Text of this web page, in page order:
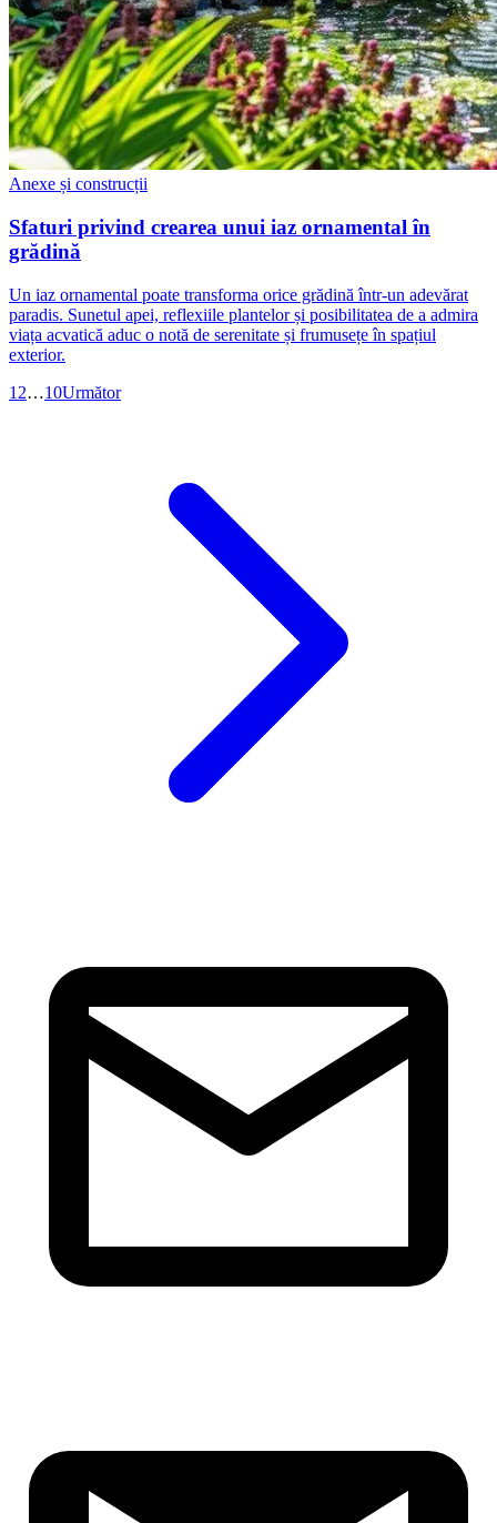
Anexe și construcții
Sfaturi privind crearea unui iaz ornamental în
grădină
Un iaz ornamental poate transforma orice grădină într-un adevărat
paradis. Sunetul apei, reflexiile plantelor și posibilitatea de a admira
viața acvatică aduc o notă de serenitate și frumusețe în spațiul
exterior.
1 2…10Următor